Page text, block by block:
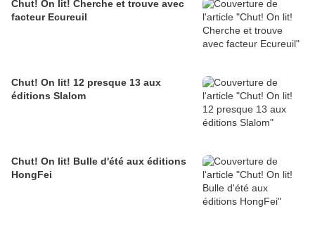
Chut! On lit! Cherche et trouve avec
facteur Ecureuil
Chut! On lit! 12 presque 13 aux
éditions Slalom
Chut! On lit! Bulle d'été aux éditions
HongFei